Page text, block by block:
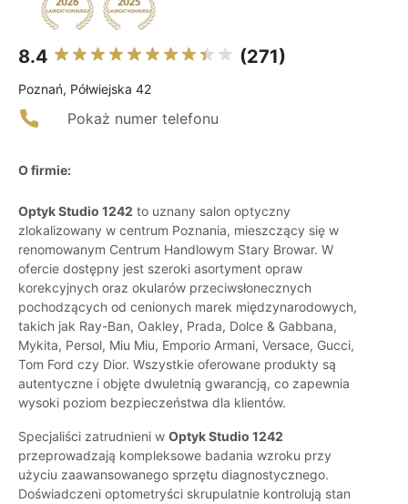
8.4 (271)
Poznań, Półwiejska 42
Pokaż numer telefonu
O firmie:
Optyk Studio 1242 to uznany salon optyczny
zlokalizowany w centrum Poznania, mieszczący się w
renomowanym Centrum Handlowym Stary Browar. W
ofercie dostępny jest szeroki asortyment opraw
korekcyjnych oraz okularów przeciwsłonecznych
pochodzących od cenionych marek międzynarodowych,
takich jak Ray-Ban, Oakley, Prada, Dolce & Gabbana,
Mykita, Persol, Miu Miu, Emporio Armani, Versace, Gucci,
Tom Ford czy Dior. Wszystkie oferowane produkty są
autentyczne i objęte dwuletnią gwarancją, co zapewnia
wysoki poziom bezpieczeństwa dla klientów.
Specjaliści zatrudnieni w Optyk Studio 1242
przeprowadzają kompleksowe badania wzroku przy
użyciu zaawansowanego sprzętu diagnostycznego.
Doświadczeni optometryści skrupulatnie kontrolują stan